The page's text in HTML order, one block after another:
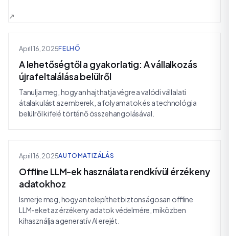
April 16, 2025FELHŐ
A lehetőségtől a gyakorlatig: A vállalkozás
újrafeltalálása belülről
Tanulja meg, hogyan hajthatja végre a valódi vállalati
átalakulást az emberek, a folyamatok és a technológia
belülről kifelé történő összehangolásával.
April 16, 2025AUTOMATIZÁLÁS
Offline LLM-ek használata rendkívül érzékeny
adatokhoz
Ismerje meg, hogyan telepíthet biztonságosan offline
LLM-eket az érzékeny adatok védelmére, miközben
kihasználja a generatív AI erejét.